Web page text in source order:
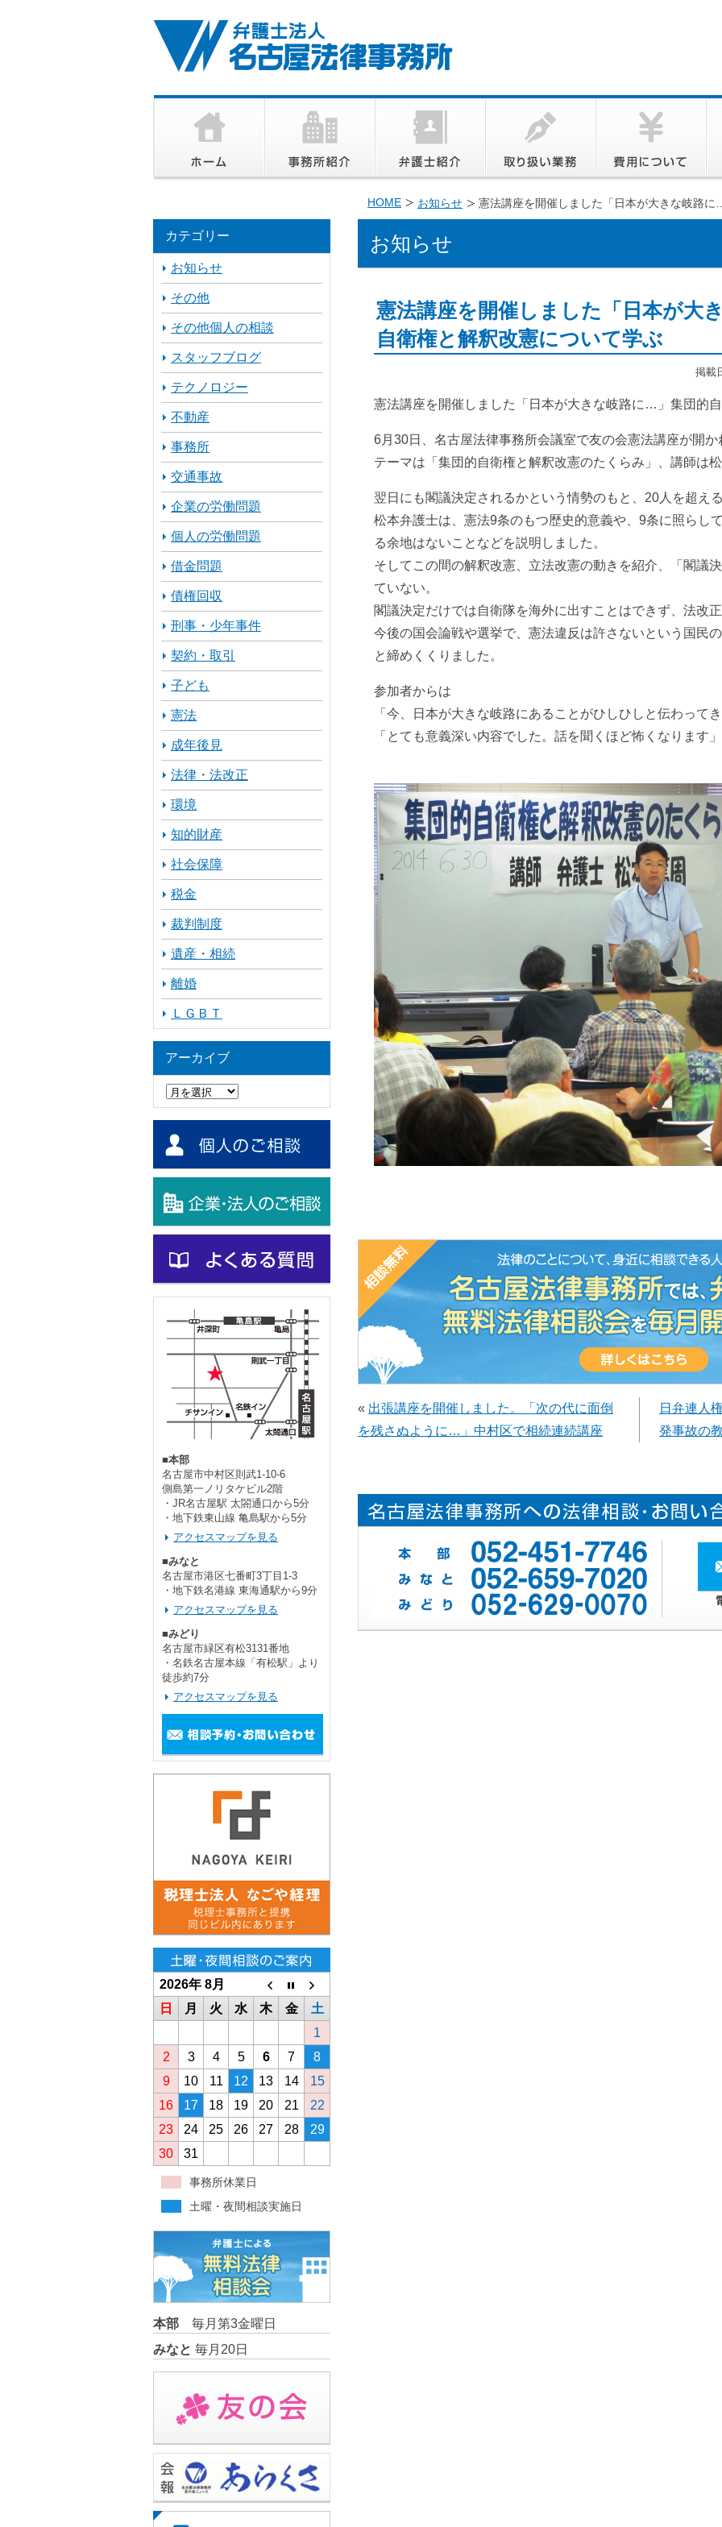
HOME お知らせ 憲法講座を開催しました「日本が大きな岐路
お知らせ
憲法講座を開催しました「日本が大
自衛権と解釈改憲について学ぶ
掲載
憲法講座を開催しました「日本が大きな岐路に…」集団的
6月30日、名古屋法律事務所会議室で友の会憲法講座が開か
テーマは「集団的自衛権と解釈改憲のたくらみ」、講師は
翌日にも閣議決定されるかという情勢のもと、20人を超え
松本弁護士は、憲法9条のもつ歴史的意義や、9条に照らし
る余地はないことなどを説明しました。
そしてこの間の解釈改憲、立法改憲の動きを紹介、「閣議
ていない。
閣議決定だけでは自衛隊を海外に出すことはできず、法改
今後の国会論戦や選挙で、憲法違反は許さないという国民
と締めくくりました。
参加者からは
「今、日本が大きな岐路にあることがひしひしと伝わって
「とても意義深い内容でした。話を聞くほど怖くなります
« 出張講座を開催しました。「次の代に面倒
を残さぬように…」中村区で相続連続講座
日弁連人
発事故の
カテゴリー
お知らせ
その他
その他個人の相談
スタッフブログ
テクノロジー
不動産
事務所
交通事故
企業の労働問題
個人の労働問題
借金問題
債権回収
刑事・少年事件
契約・取引
子ども
憲法
成年後見
法律・法改正
環境
知的財産
社会保障
税金
裁判制度
遺産・相続
離婚
ＬＧＢＴ
アーカイブ
ブ
■本部
名古屋市中村区則武1-10-6
側島第一ノリタケビル2階
・JR名古屋駅 太閤通口から5分
・地下鉄東山線 亀島駅から5分
アクセスマップを見る
■みなと
名古屋市港区七番町3丁目1-3
・地下鉄名港線 東海通駅から9分
アクセスマップを見る
■みどり
名古屋市緑区有松3131番地
・名鉄名古屋本線「有松駅」より
徒歩約7分
アクセスマップを見る
2026年 8月
日
月 火 水 木 金
土
1
2
3 4 5 6 7
8
9
10 11 12 13 14
15
16
17 18 19 20 21
22
23
24 25 26 27 28
29
30
31
事務所休業日
土曜・夜間相談実施日
本部 毎月第3金曜日
みなと 毎月20日